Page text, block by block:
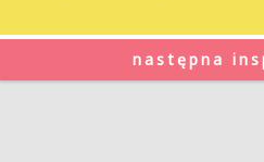
następna